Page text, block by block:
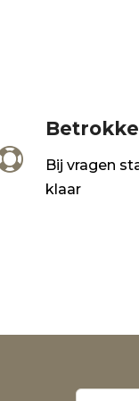
Bij vragen
klaar